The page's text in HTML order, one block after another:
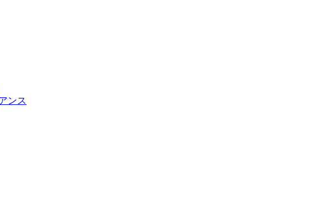
ンス